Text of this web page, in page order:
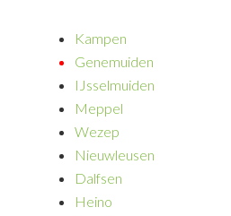
Kampen
Genemuiden
IJsselmuiden
Meppel
Wezep
Nieuwleusen
Dalfsen
Heino